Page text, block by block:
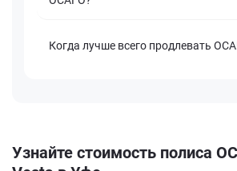
Когда лучше всего продлевать
Узнайте стоимость полиса